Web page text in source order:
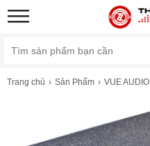
Trang chủ Sản Phẩm VUE AUDIO